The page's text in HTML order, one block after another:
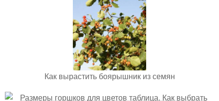
Как вырастить боярышник из семян